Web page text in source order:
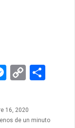
Copy
16, 2020
de un minuto